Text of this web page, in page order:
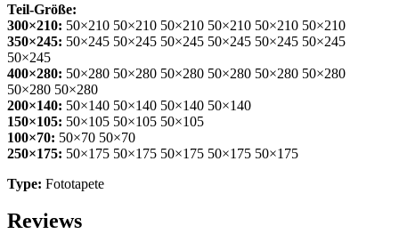
Teil-Größe:
300×210: 50×210 50×210 50×210 50×210 50×210 50×210
350×245: 50×245 50×245 50×245 50×245 50×245 50×245
50×245
400×280: 50×280 50×280 50×280 50×280 50×280 50×280
50×280 50×280
200×140: 50×140 50×140 50×140 50×140
150×105: 50×105 50×105 50×105
100×70: 50×70 50×70
250×175: 50×175 50×175 50×175 50×175 50×175
Type: Fototapete
Reviews